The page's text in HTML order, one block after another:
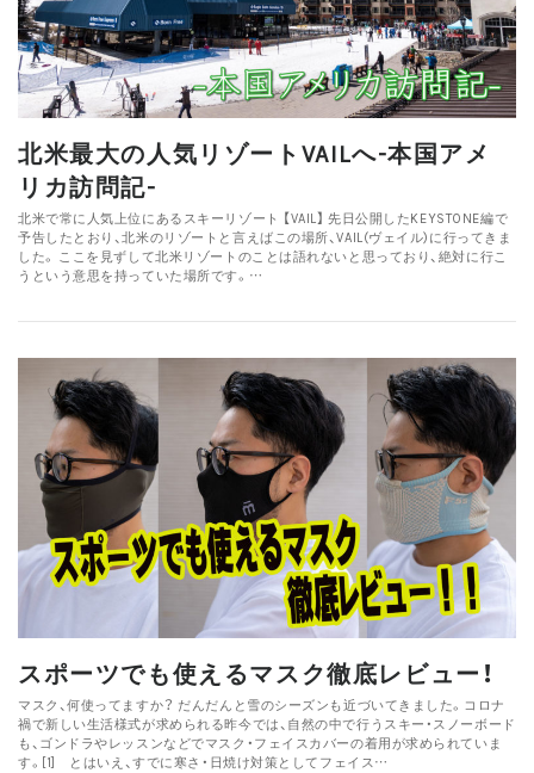
北米最大の人気リゾートVAILへ-本国アメ
リカ訪問記-
北米で常に人気上位にあるスキーリゾート 【VAIL】 先日公開したKEYSTONE編で
予告したとおり、北米のリゾートと言えばこの場所、VAIL(ヴェイル)に行ってきま
した。 ここを見ずして北米リゾートのことは語れないと思っており、絶対に行こ
うという意思を持っていた場所です。…
スポーツでも使えるマスク徹底レビュー！
マスク、何使ってますか？ だんだんと雪のシーズンも近づいてきました。コロナ
禍で新しい生活様式が求められる昨今では、自然の中で行うスキー・スノーボード
も、ゴンドラやレッスンなどでマスク・フェイスカバーの着用が求められていま
す。[1] とはいえ、すでに寒さ・日焼け対策としてフェイス…